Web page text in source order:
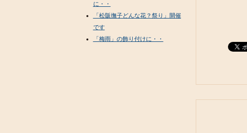
に・・
「松阪撫子どんな花？祭り」開催
です
「梅雨」の飾り付けに・・